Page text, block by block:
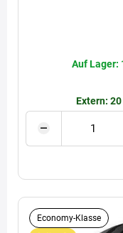
Auf Lager:
Extern:
Economy-Klasse